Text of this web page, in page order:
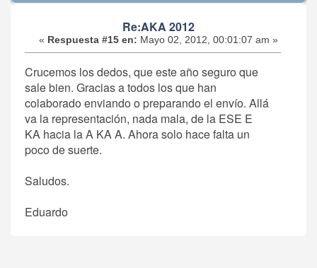
Re:AKA 2012
« Respuesta #15 en: Mayo 02, 2012, 00:01:07 am »
Crucemos los dedos, que este año seguro que
sale bien. Gracias a todos los que han
colaborado enviando o preparando el envío. Allá
va la representación, nada mala, de la ESE E
KA hacia la A KA A. Ahora solo hace falta un
poco de suerte.
Saludos.
Eduardo